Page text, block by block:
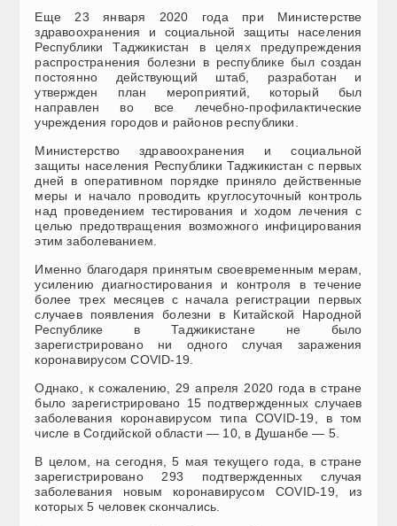
Еще 23 января 2020 года при Министерстве
здравоохранения и социальной защиты населения
Республики Таджикистан в целях предупреждения
распространения болезни в республике был создан
постоянно действующий штаб, разработан и
утвержден план мероприятий, который был
направлен во все лечебно-профилактические
учреждения городов и районов республики.
Министерство здравоохранения и социальной
защиты населения Республики Таджикистан с первых
дней в оперативном порядке приняло действенные
меры и начало проводить круглосуточный контроль
над проведением тестирования и ходом лечения с
целью предотвращения возможного инфицирования
этим заболеванием.
Именно благодаря принятым своевременным мерам,
усилению диагностирования и контроля в течение
более трех месяцев с начала регистрации первых
случаев появления болезни в Китайской Народной
Республике в Таджикистане не было
зарегистрировано ни одного случая заражения
коронавирусом COVID-19.
Однако, к сожалению, 29 апреля 2020 года в стране
было зарегистрировано 15 подтвержденных случаев
заболевания коронавирусом типа COVID-19, в том
числе в Согдийской области — 10, в Душанбе — 5.
В целом, на сегодня, 5 мая текущего года, в стране
зарегистрировано 293 подтвержденных случая
заболевания новым коронавирусом COVID-19, из
которых 5 человек скончались.